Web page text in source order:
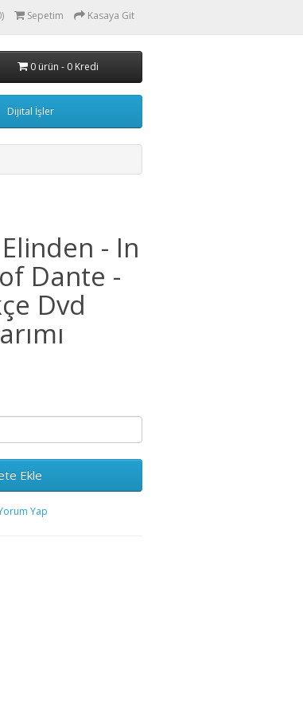
Sepetim Kasaya Git
0 ürün - 0 Kredi
Dijital İşler
- In
Dante -
Dvd
Ekle
Yap